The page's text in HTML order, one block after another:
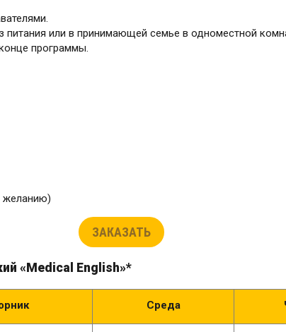
или в принимающей семье в одноместной
программы.
желанию)
ЗАКАЗАТЬ
« Medical English»*
Среда